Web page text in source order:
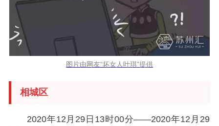
图片由网友“坏女人叶琪”提供
相城区
2020年12月29日13时00分——2020年12月29